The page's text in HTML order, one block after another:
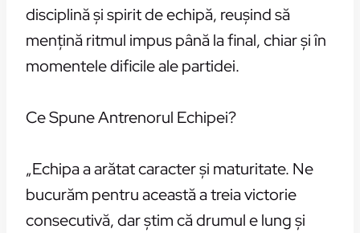
disciplină și spirit de echipă, reușind să
mențină ritmul impus până la final, chiar și în
momentele dificile ale partidei.
Ce Spune Antrenorul Echipei?
„Echipa a arătat caracter și maturitate. Ne
bucurăm pentru această a treia victorie
consecutivă, dar știm că drumul e lung și